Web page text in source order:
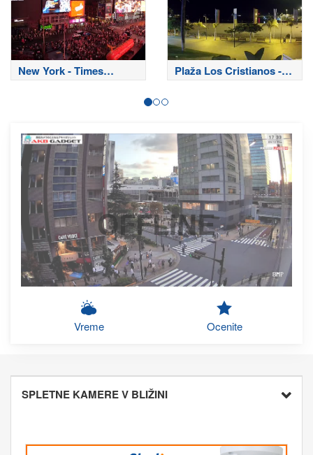
New York - Times
Square
Plaža Los Cristianos -
Tenerife
OFFLINE
Vreme Ocenite
SPLETNE KAMERE V BLIŽINI